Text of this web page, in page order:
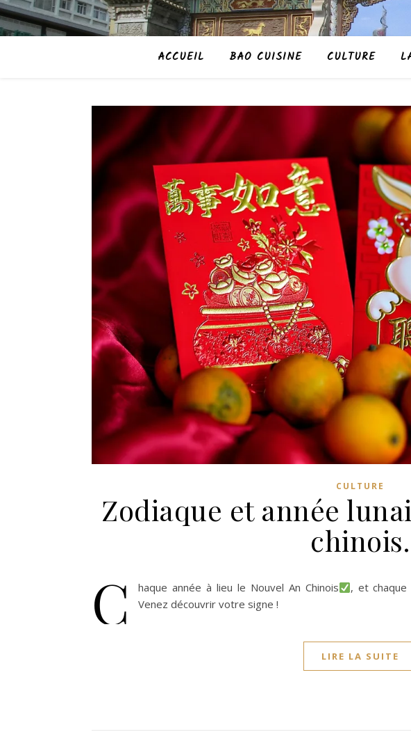
ACCUEIL BAO CUISINE CULTURE
CULTURE
Zodiaque et année
chinois.
C haque année à lieu le Nouvel An Chinois
, et
Venez découvrir votre signe !
LIRE LA SUITE